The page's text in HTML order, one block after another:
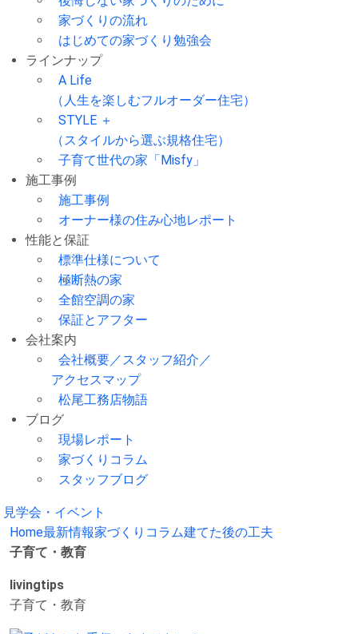
家づくりの流れ
はじめての家づくり勉強会
ラインナップ
A Life
（人生を楽しむフルオーダー住宅）
STYLE ＋
（スタイルから選ぶ規格住宅）
子育て世代の家「Misfy」
施工事例
施工事例
オーナー様の住み心地レポート
性能と保証
標準仕様について
極断熱の家
全館空調の家
保証とアフター
会社案内
会社概要／スタッフ紹介／
アクセスマップ
松尾工務店物語
ブログ
現場レポート
家づくりコラム
スタッフブログ
見学会・イベント
Home最新情報家づくりコラム建てた後の工夫
子育て・教育
livingtips
子育て・教育